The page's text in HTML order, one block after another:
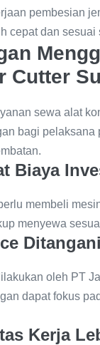
pembesian
cepat dan sesuai
Cutter
sewa alat
bagi pelaksana
Biaya
membeli
menyewa
oleh PT
dapat fokus
Kerja